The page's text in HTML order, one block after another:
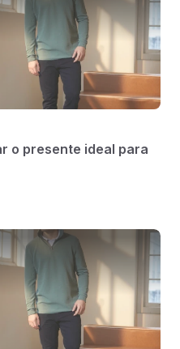
o presente ideal para